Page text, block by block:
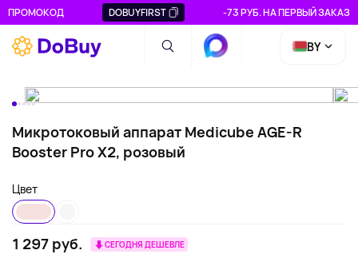
ПРОМОКОД DOBUYFIRST -73 РУБ. НА ПЕРВЫЙ ЗАКАЗ
BY
Микротоковый аппарат Medicube AGE-R
Booster Pro X2, розовый
Цвет
1 297 руб. СЕГОДНЯ ДЕШЕВЛЕ